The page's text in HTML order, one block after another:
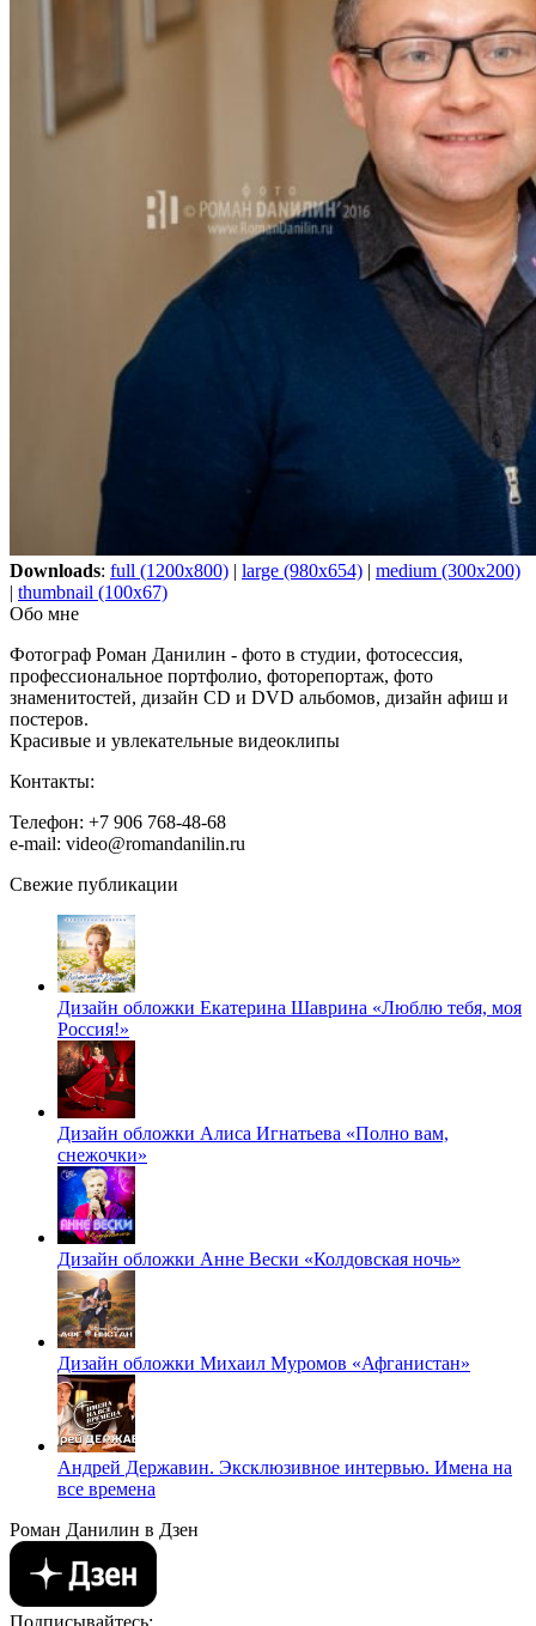
Downloads: full (1200x800) | large (980x654) | medium (300x200)
| thumbnail (100x67)
Обо мне
Фотограф Роман Данилин - фото в студии, фотосессия,
профессиональное портфолио, фоторепортаж, фото
знаменитостей, дизайн CD и DVD альбомов, дизайн афиш и
постеров.
Красивые и увлекательные видеоклипы
Контакты:
Телефон: +7 906 768-48-68
e-mail: video@romandanilin.ru
Свежие публикации
Дизайн обложки Екатерина Шаврина «Люблю тебя, моя
Россия!»
Дизайн обложки Алиса Игнатьева «Полно вам,
снежочки»
Дизайн обложки Анне Вески «Колдовская ночь»
Дизайн обложки Михаил Муромов «Афганистан»
Андрей Державин. Эксклюзивное интервью. Имена на
все времена
Роман Данилин в Дзен
Подписывайтесь: